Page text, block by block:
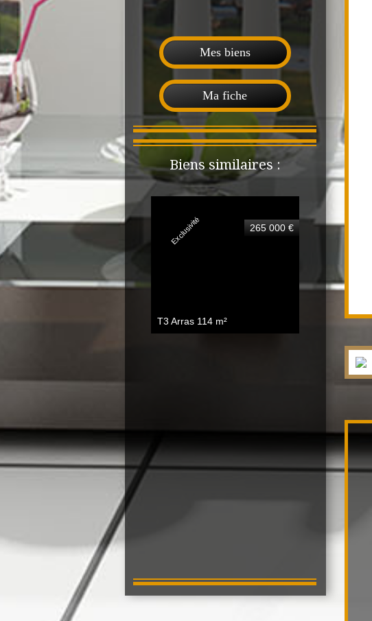
Mes biens
Ma fiche
Biens similaires :
Exclusivité 265 000 €
T3 Arras 114 m²